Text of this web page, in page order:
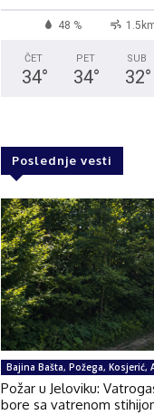
48 %
ČET
34°
PET
34°
SUB
32°
Poslednje vesti
Bajina Bašta, Požega, Kosjerić,
Požar u Jeloviku:
bore sa vatrenom